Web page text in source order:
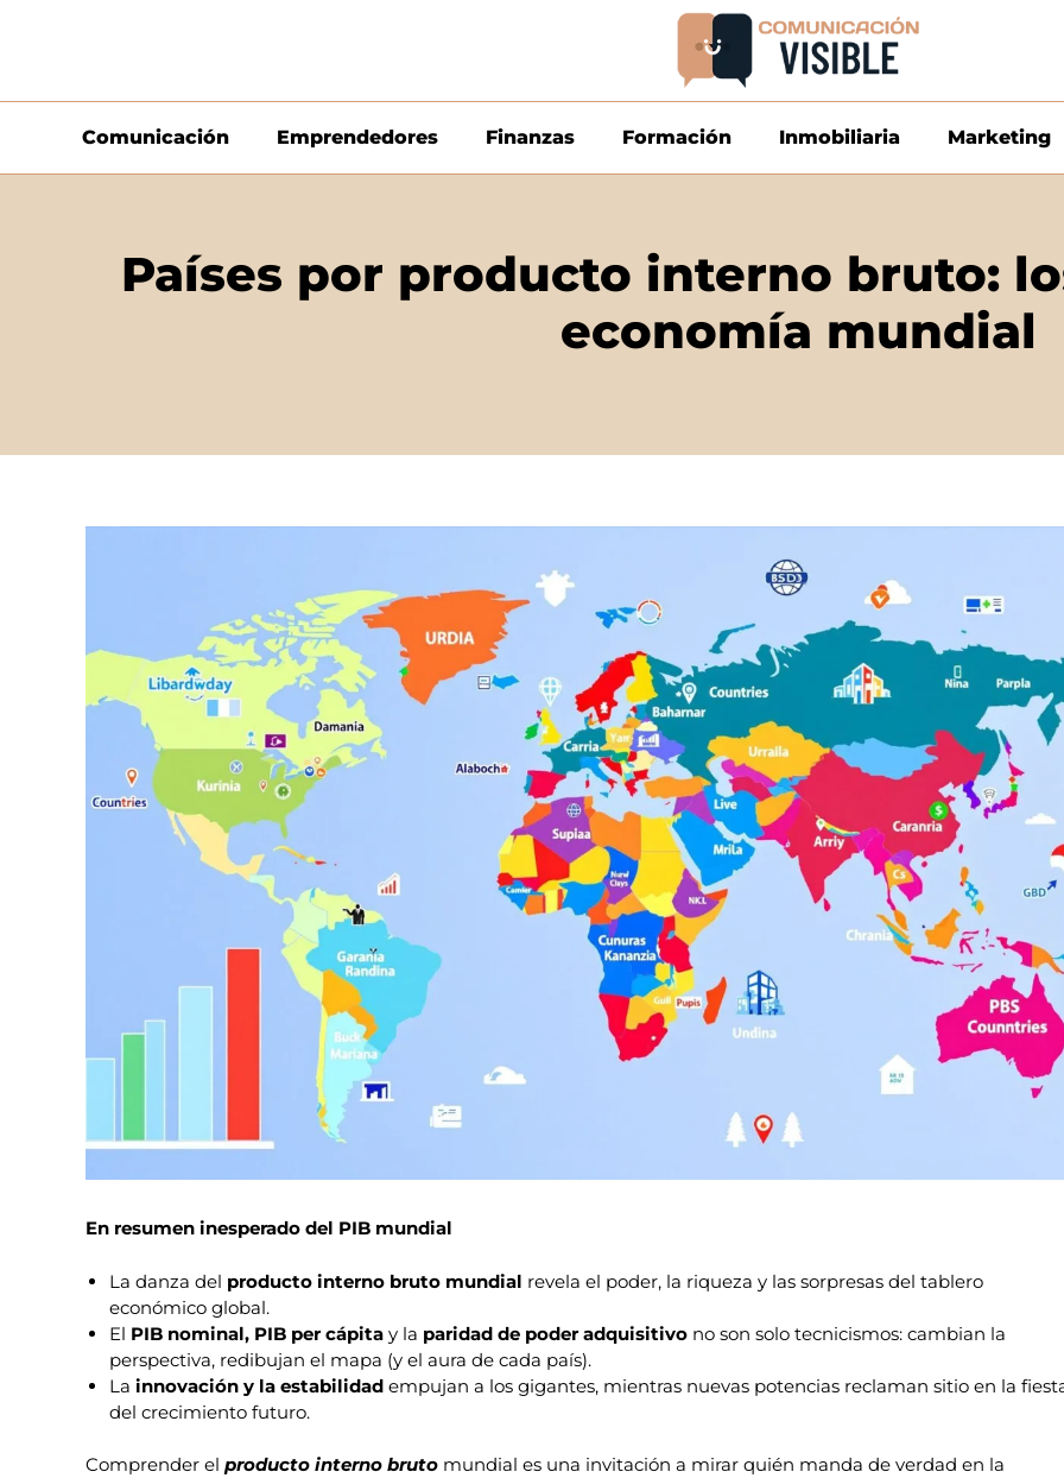
Comunicación Emprendedores Finanzas Formación Inmobiliaria Marketing
Países por producto interno bruto:
economía mundial
En resumen inesperado del PIB mundial
La danza del producto interno bruto mundial revela el poder, la riqueza y las sorpresas del tablero
económico global.
El PIB nominal, PIB per cápita y la paridad de poder adquisitivo no son solo tecnicismos: cambian la
perspectiva, redibujan el mapa (y el aura de cada país).
La innovación y la estabilidad empujan a los gigantes, mientras nuevas potencias reclaman sitio en la
del crecimiento futuro.
Comprender el producto interno bruto mundial es una invitación a mirar quién manda de verdad en la